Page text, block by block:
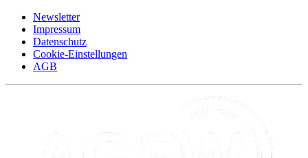
Newsletter
Impressum
Datenschutz
Cookie-Einstellungen
AGB